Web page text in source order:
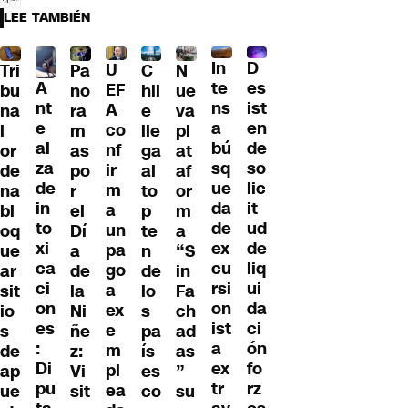
LEE TAMBIÉN
Tri
bu
na
l
or
de
na
bl
oq
ue
ar
sit
io
s
de
ap
ue
A
nt
e
al
za
de
in
to
xi
ca
ci
on
es
:
Di
pu
Pa
no
ra
m
as
po
r
el
Dí
a
de
la
Ni
ñe
z:
Vi
sit
U
EF
A
co
nf
ir
m
a
un
pa
go
a
ex
e
m
pl
ea
C
hil
e
lle
ga
al
to
p
te
n
de
lo
s
pa
ís
es
co
N
ue
va
pl
at
af
or
m
a
“S
in
Fa
ch
ad
as
”
su
In
te
ns
a
bú
sq
ue
da
de
ex
cu
rsi
on
ist
a
ex
tr
D
es
ist
en
de
so
lic
it
ud
de
liq
ui
da
ci
ón
fo
rz